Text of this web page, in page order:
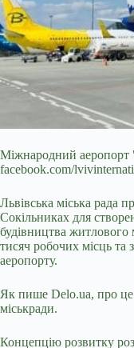
Міжнародний аеропорт
facebook.com/
Львівська міська рада
Сокільниках для
будівництва
тисяч робочих місць та
аеропорту.
Як пише Delo.ua, про це
міськради.
Концепцію розвитку